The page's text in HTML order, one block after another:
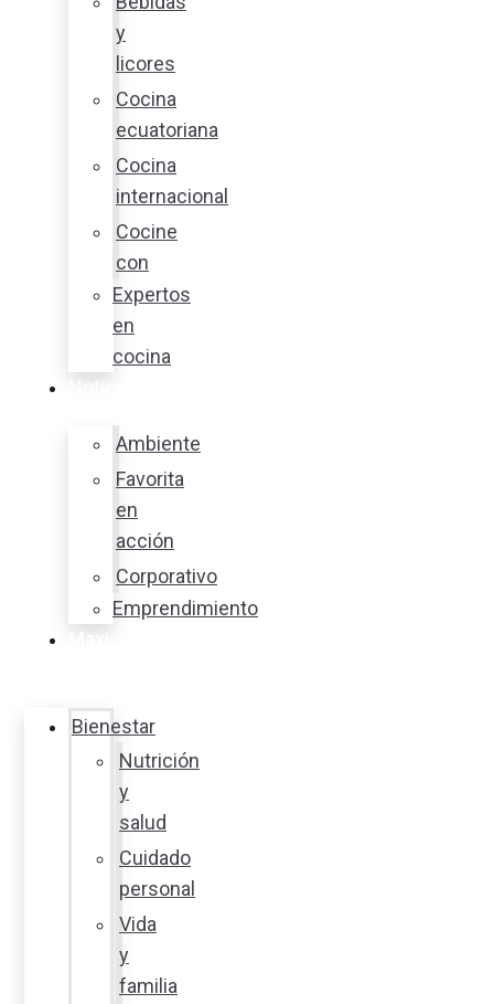
y
licores
Cocina
ecuatoriana
Cocina
internacional
Cocine
con
Expertos
en
cocina
Ambiente
Favorita
en
acción
Corporativo
Emprendimiento
Bienestar
Nutrición
y
salud
Cuidado
personal
Vida
y
familia